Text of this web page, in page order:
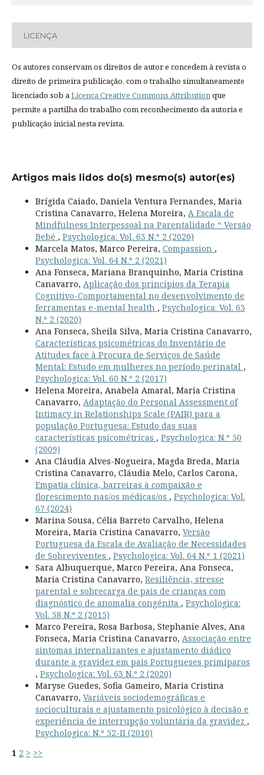
LICENÇA
Os autores conservam os direitos de autor e concedem à revista o
direito de primeira publicação, com o trabalho simultaneamente
licenciado sob aLicença Creative Commons Attributionque
permite a partilha do trabalho com reconhecimento da autoria e
publicação inicial nesta revista.
Artigos mais lidos do(s) mesmo(s) autor(es)
Brígida Caiado, Daniela Ventura Fernandes, Maria
Cristina Canavarro, Helena Moreira, A Escala de
Mindfulness Interpessoal na Parentalidade “ Versão
Bebé , Psychologica: Vol. 63 N.º 2 (2020)
Marcela Matos, Marco Pereira, Compassion ,
Psychologica: Vol. 64 N.º 2 (2021)
Ana Fonseca, Mariana Branquinho, Maria Cristina
Canavarro, Aplicação dos princípios da Terapia
Cognitivo-Comportamental no desenvolvimento de
ferramentas e-mental health , Psychologica: Vol. 63
N.º 2 (2020)
Ana Fonseca, Sheila Silva, Maria Cristina Canavarro,
Características psicométricas do Inventário de
Atitudes face à Procura de Serviços de Saúde
Mental: Estudo em mulheres no período perinatal ,
Psychologica: Vol. 60 N.º 2 (2017)
Helena Moreira, Anabela Amaral, Maria Cristina
Canavarro, Adaptação do Personal Assessment of
Intimacy in Relationships Scale (PAIR) para a
população Portuguesa: Estudo das suas
características psicométricas , Psychologica: N.º 50
(2009)
Ana Cláudia Alves-Nogueira, Magda Breda, Maria
Cristina Canavarro, Cláudia Melo, Carlos Carona,
Empatia clínica, barreiras à compaixão e
florescimento nas/os médicas/os , Psychologica: Vol.
67 (2024)
Marina Sousa, Célia Barreto Carvalho, Helena
Moreira, Maria Cristina Canavarro, Versão
Portuguesa da Escala de Avaliação de Necessidades
de Sobreviventes , Psychologica: Vol. 64 N.º 1 (2021)
Sara Albuquerque, Marco Pereira, Ana Fonseca,
Maria Cristina Canavarro, Resiliência, stresse
parental e sobrecarga de pais de crianças com
diagnóstico de anomalia congénita , Psychologica:
Vol. 58 N.º 2 (2015)
Marco Pereira, Rosa Barbosa, Stephanie Alves, Ana
Fonseca, Maria Cristina Canavarro, Associação entre
sintomas internalizantes e ajustamento diádico
durante a gravidez em pais Portugueses primíparos
, Psychologica: Vol. 63 N.º 2 (2020)
Maryse Guedes, Sofia Gameiro, Maria Cristina
Canavarro, Variáveis sociodemográficas e
socioculturais e ajustamento psicológico à decisão e
experiência de interrupção voluntária da gravidez ,
Psychologica: N.º 52-II (2010)
1 2 > >>